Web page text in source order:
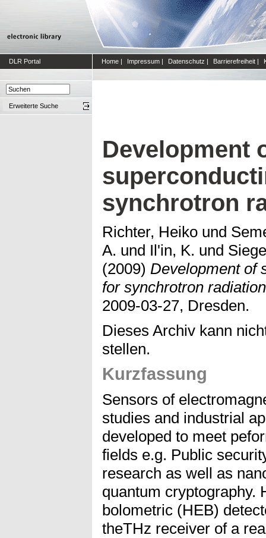
DLR Portal Home | Impressum | Datenschutz | Barrierefreiheit |
Erweiterte Suche
Development
synchrotron
Richter, Heiko und
A. und Il'in, K. und
(2009) Development of
for synchrotron
2009-03-27, Dresden.
Dieses Archiv kann
stellen.
Kurzfassung
Sensors of
studies and industrial
developed to meet
fields e.g. Public
research as well as
quantum cryptography.
bolometric (HEB)
theTHz receiver of a